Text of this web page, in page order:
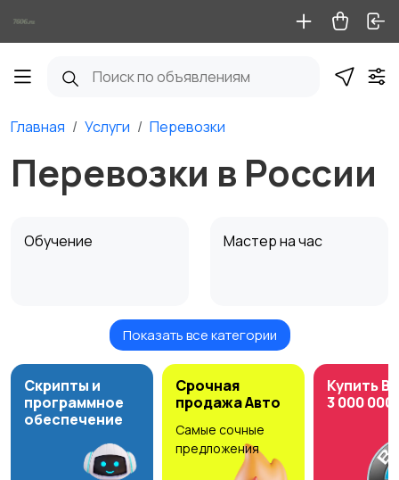
Главная Услуги Перевозки
Перевозки в России
Обучение Мастер на час
Красота и здоровье Перевозки
строительство
Компьютерные
услуги
Показать все категории
Скрипты и
программное
обеспечение
Срочная
продажа Авто
Самые сочные
предложения
Купить
3 000 000